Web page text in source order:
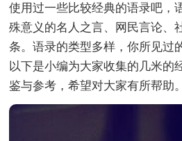
使用过一些比较经典的语录吧，
殊意义的名人之言、网民言论、
条。语录的类型多样，你所见过
以下是小编为大家收集的几米的
鉴与参考，希望对大家有所帮助。